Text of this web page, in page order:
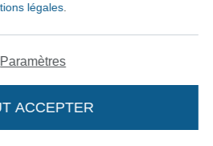
légales.
Paramètres
ACCEPTER